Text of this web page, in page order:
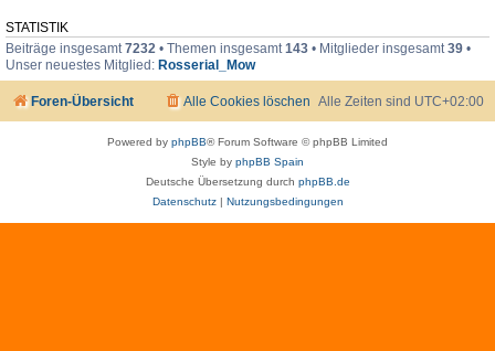
STATISTIK
Beiträge insgesamt7232 • Themen insgesamt143 • Mitglieder insgesamt39 •
Unser neuestes Mitglied: Rosserial_Mow
Foren-Übersicht Alle Zeiten sind UTC+02:00
Alle Cookies löschen
Powered by phpBB® Forum Software © phpBB Limited
Style by phpBB Spain
Deutsche Übersetzung durch phpBB.de
Datenschutz| Nutzungsbedingungen